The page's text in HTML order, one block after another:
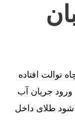
توالت افتاده
ورود جریان آب
طلای داخل